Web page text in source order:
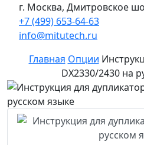
г. Москва, Дмитровское
+7 (499) 653-64-63
info@mitutech.ru
Главная Опции
DX2330/2430 на